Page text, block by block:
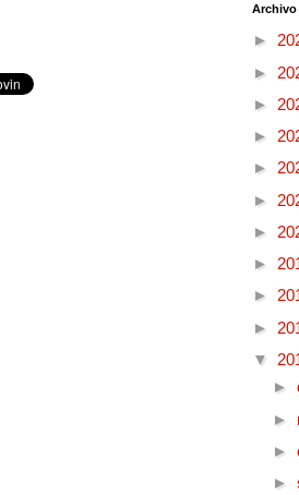
►
►
►
►
►
►
►
►
►
►
▼
►
►
►
►